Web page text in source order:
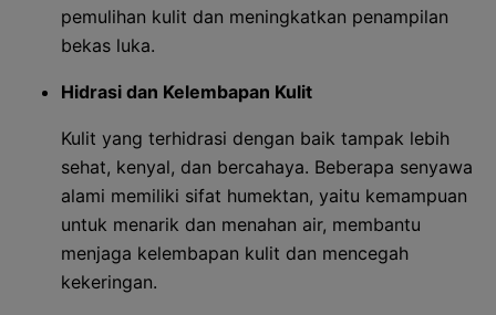
pemulihan kulit dan meningkatkan penampilan
bekas luka.
Hidrasi dan Kelembapan Kulit
Kulit yang terhidrasi dengan baik tampak lebih
sehat, kenyal, dan bercahaya. Beberapa senyawa
alami memiliki sifat humektan, yaitu kemampuan
untuk menarik dan menahan air, membantu
menjaga kelembapan kulit dan mencegah
kekeringan.